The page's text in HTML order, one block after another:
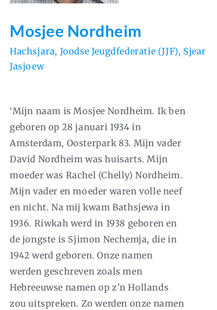
Mosjee Nordheim
Hachsjara, Joodse Jeugdfederatie (JJF), Sjear
Jasjoew
‘Mijn naam is Mosjee Nordheim. Ik ben
geboren op 28 januari 1934 in
Amsterdam, Oosterpark 83. Mijn vader
David Nordheim was huisarts. Mijn
moeder was Rachel (Chelly) Nordheim.
Mijn vader en moeder waren volle neef
en nicht. Na mij kwam Bathsjewa in
1936. Riwkah werd in 1938 geboren en
de jongste is Sjimon Nechemja, die in
1942 werd geboren. Onze namen
werden geschreven zoals men
Hebreeuwse namen op z’n Hollands
zou uitspreken. Zo werden onze namen